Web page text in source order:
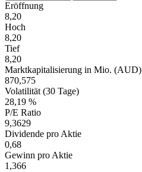
Eröffnung
8,20
Hoch
8,20
Tief
8,20
Marktkapitalisierung in Mio. (AUD)
870,575
Volatilität (30 Tage)
28,19 %
P/E Ratio
9,3629
Dividende pro Aktie
0,68
Gewinn pro Aktie
1,366